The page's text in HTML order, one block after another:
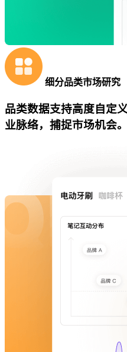
细分品类市场研究
品类数据支持高度自定
业脉络，捕捉市场机会。